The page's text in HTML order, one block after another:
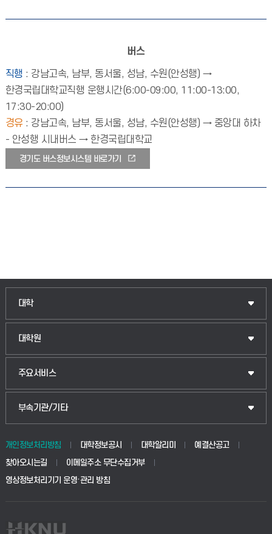
버스
직행 : 강남고속, 남부, 동서울, 성남, 수원(안성행) →
한경국립대학교직행 운행시간(6:00-09:00, 11:00-13:00,
17:30-20:00)
경유 : 강남고속, 남부, 동서울, 성남, 수원(안성행) → 중앙대 하차
- 안성행 시내버스 → 한경국립대학교
경기도 버스정보시스템 바로가기
대학
인문융합공공인재학부
법경영학부
생명공학부
사회안전시스템공학부
대학원
일반대학원
산업대학원
공공정책대학원
교육대학원
주요서비스
입학안내
웹메일
학사시스템(전문학사 및 전공심화)
사이버캠퍼스(전문학사 및 전공심화)
부속기관/기타
중앙도서관
학생생활관(안성)
개인정보처리방침 대학정보공시 대학알리미
예결산공고
찾아오시는길
이메일주소 무단수집거부
영상정보처리기기 운영·관리 방침